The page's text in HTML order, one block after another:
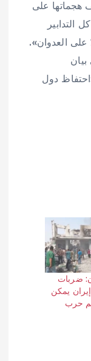
هجماتها على
التدابير
على العدوان».
«احتفاظ دول
ضربات
يمكن
حرب